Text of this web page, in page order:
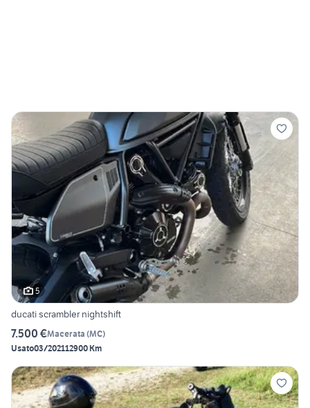
5
ducati scrambler nightshift
7.500 €Macerata (MC)
Usato03/202112900 Km